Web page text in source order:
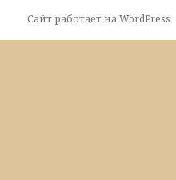
Сайт работает на WordPress